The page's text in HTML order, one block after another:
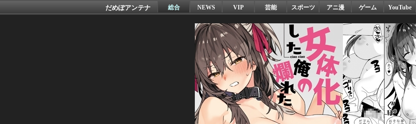
だめぽアンテナ 総合 NEWS VIP 芸能 スポーツ アニ漫 ゲーム YouTube